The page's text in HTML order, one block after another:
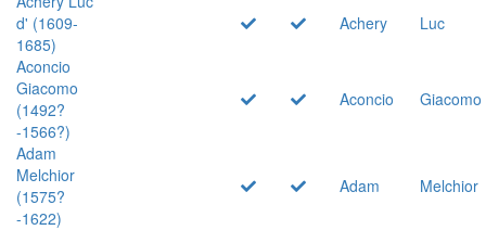
d' (1609-
1685)
Achery
Luc
Aconcio
Giacomo
(1492?
-1566?)
Aconcio Giacomo
Adam
Melchior
(1575?
-1622)
Adam Melchior